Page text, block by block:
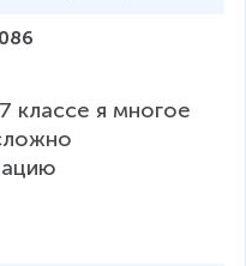
классе я многое